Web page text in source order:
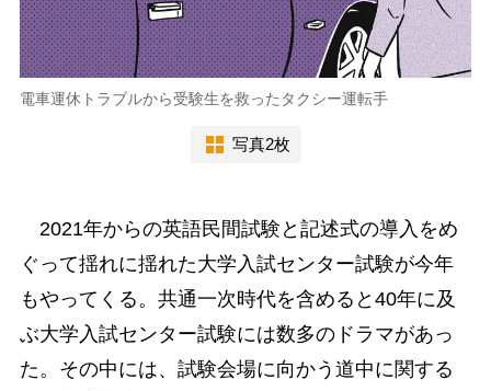
電車運休トラブルから受験生を救ったタクシー運転手
写真2枚
2021年からの英語民間試験と記述式の導入をめ
ぐって揺れに揺れた大学入試センター試験が今年
もやってくる。共通一次時代を含めると40年に及
ぶ大学入試センター試験には数多のドラマがあっ
た。その中には、試験会場に向かう道中に関する